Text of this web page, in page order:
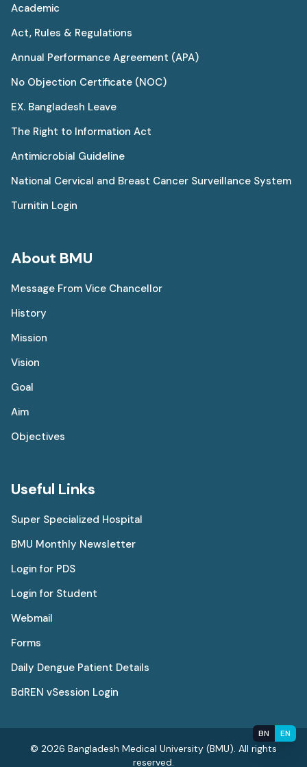
Academic
Act, Rules & Regulations
Annual Performance Agreement (APA)
No Objection Certificate (NOC)
EX. Bangladesh Leave
The Right to Information Act
Antimicrobial Guideline
National Cervical and Breast Cancer Surveillance System
Turnitin Login
About BMU
Message From Vice Chancellor
History
Mission
Vision
Goal
Aim
Objectives
Useful Links
Super Specialized Hospital
BMU Monthly Newsletter
Login for PDS
Login for Student
Webmail
Forms
Daily Dengue Patient Details
BdREN vSession Login
BN EN
© 2026 Bangladesh Medical University (BMU). All rights
reserved.